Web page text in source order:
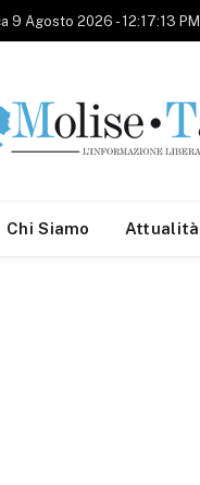
9 Agosto 2026 - 12:17:13 PM
Chi Siamo Attualità